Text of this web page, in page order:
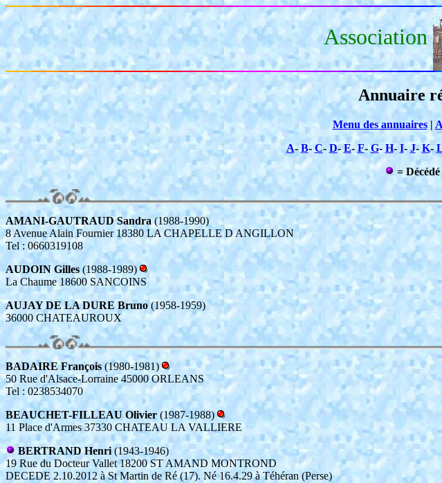
Association
Annuaire
Menu des annuaires|
A-B- C- D-E-F-G- H- I-J- K-
= Décédé
AMANI-GAUTRAUD Sandra(1988-1990)
8 Avenue Alain Fournier 18380 LA CHAPELLE D ANGILLON
Tel : 0660319108
AUDOIN Gilles (1988-1989)
La Chaume 18600 SANCOINS
AUJAY DE LA DURE Bruno(1958-1959)
36000 CHATEAUROUX
BADAIRE François (1980-1981)
50 Rue d'Alsace-Lorraine 45000 ORLEANS
Tel : 0238534070
BEAUCHET-FILLEAU Olivier (1987-1988)
11 Place d'Armes 37330 CHATEAU LA VALLIERE
BERTRAND Henri (1943-1946)
19 Rue du Docteur Vallet 18200 ST AMAND MONTROND
DECEDE 2.10.2012 à St Martin de Ré (17). Né 16.4.29 à Téhéran (Perse)